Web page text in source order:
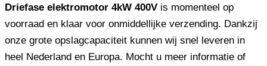
Driefase elektromotor 4kW 400V is momenteel op
voorraad en klaar voor onmiddellijke verzending. Dankzij
onze grote opslagcapaciteit kunnen wij snel leveren in
heel Nederland en Europa. Mocht u meer informatie of